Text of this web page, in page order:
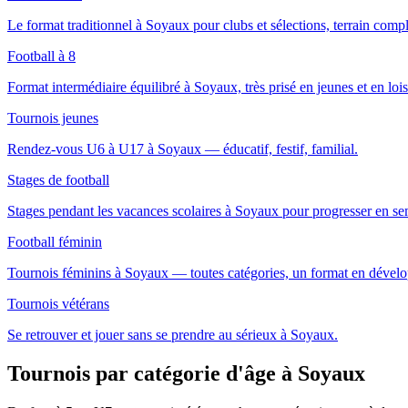
Le format traditionnel à Soyaux pour clubs et sélections, terrain
Football à 8
Format intermédiaire équilibré à Soyaux, très prisé en jeunes et en
Tournois jeunes
Rendez-vous U6 à U17 à Soyaux — éducatif, festif, familial.
Stages de football
Stages pendant les vacances scolaires à Soyaux pour progresser en
Football féminin
Tournois féminins à Soyaux — toutes catégories, un format en
Tournois vétérans
Se retrouver et jouer sans se prendre au sérieux à Soyaux.
Tournois par catégorie d'âge à Soyaux